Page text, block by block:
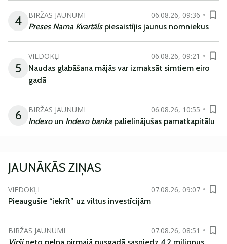
4 BIRŽAS JAUNUMI
06.08.26, 09:36
Preses Nama Kvartāls piesaistījis jaunus nomniekus
5
VIEDOKĻI
06.08.26, 09:21
Naudas glabāšana mājās var izmaksāt simtiem eiro
gadā
6 BIRŽAS JAUNUMI
06.08.26, 10:55
Indexoun Indexo banka palielinājušas pamatkapitālu
JAUNĀKĀS ZIŅAS
VIEDOKĻI
07.08.26, 09:07
Pieaugušie “iekrīt” uz viltus investīcijām
BIRŽAS JAUNUMI
07.08.26, 08:51